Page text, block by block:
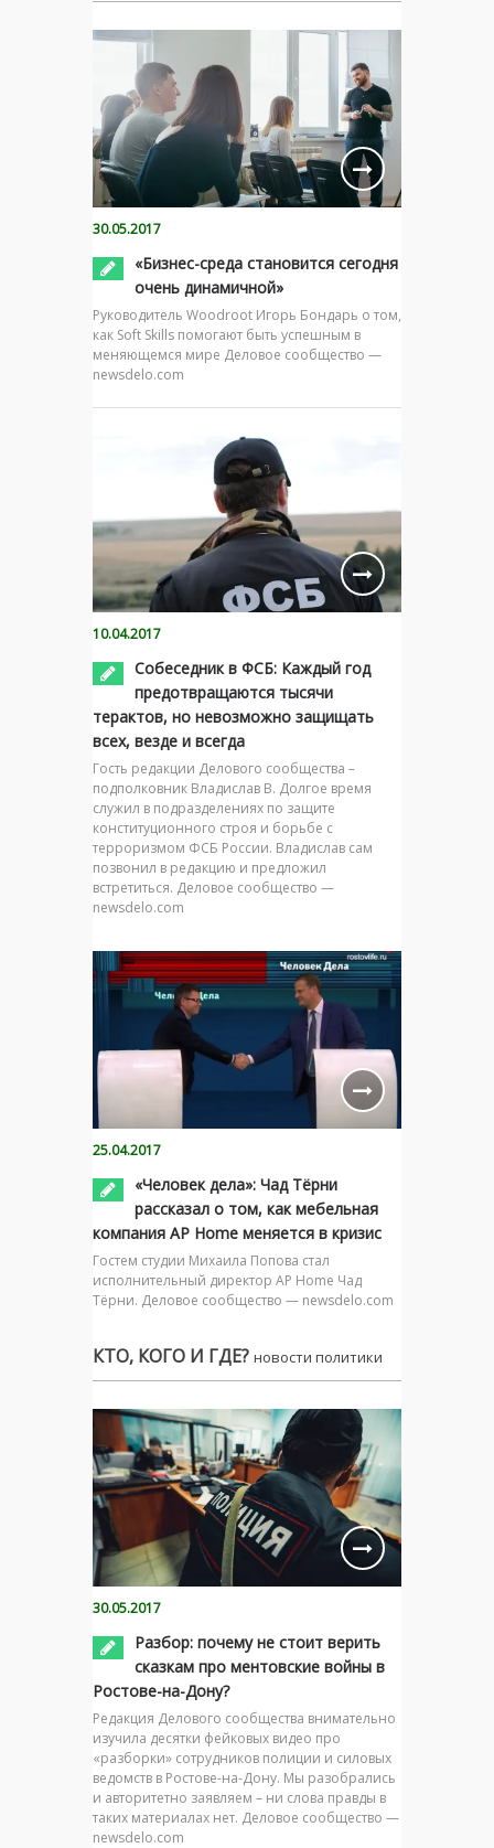
30.05.2017
«Бизнес-среда становится сегодня
очень динамичной»
Руководитель Woodroot Игорь Бондарь о том,
как Soft Skills помогают быть успешным в
меняющемся мире Деловое сообщество —
newsdelo.com
10.04.2017
Собеседник в ФСБ: Каждый год
предотвращаются тысячи
терактов, но невозможно защищать
всех, везде и всегда
Гость редакции Делового сообщества –
подполковник Владислав В. Долгое время
служил в подразделениях по защите
конституционного строя и борьбе с
терроризмом ФСБ России. Владислав сам
позвонил в редакцию и предложил
встретиться. Деловое сообщество —
newsdelo.com
25.04.2017
«Человек дела»: Чад Тёрни
рассказал о том, как мебельная
компания AP Home меняется в кризис
Гостем студии Михаила Попова стал
исполнительный директор AP Home Чад
Тёрни. Деловое сообщество — newsdelo.com
КТО, КОГО И ГДЕ? новости политики
30.05.2017
Разбор: почему не стоит верить
сказкам про ментовские войны в
Ростове-на-Дону?
Редакция Делового сообщества внимательно
изучила десятки фейковых видео про
«разборки» сотрудников полиции и силовых
ведомств в Ростове-на-Дону. Мы разобрались
и авторитетно заявляем – ни слова правды в
таких материалах нет. Деловое сообщество —
newsdelo.com